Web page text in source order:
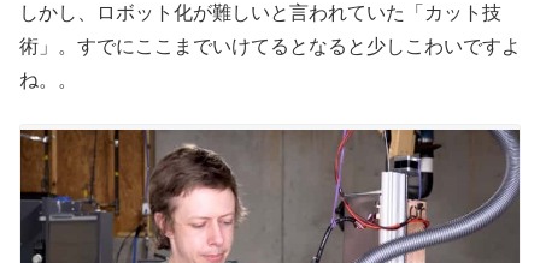
しかし、ロボット化が難しいと言われていた「カット技
術」。すでにここまでいけてるとなると少しこわいですよ
ね。。